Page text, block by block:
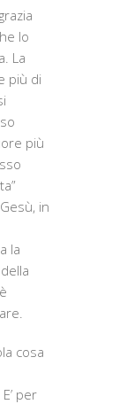
lo
La
più di
più
in
la
cosa
per